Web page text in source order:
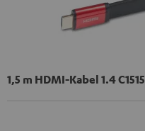
1,5 m HDMI-Kabel 1.4